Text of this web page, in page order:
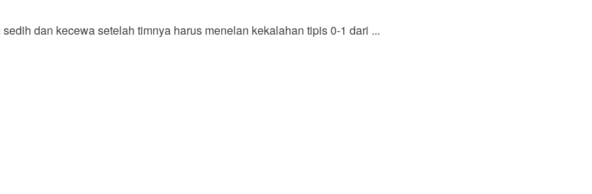
dan kecewa setelah timnya harus menelan kekalahan tipis 0-1 dari ...